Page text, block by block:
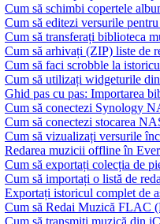
Cum să schimbi copertele
Cum să editezi versurile
Cum să transferați biblioteca
Cum să arhivați (ZIP) liste de
Cum să faci scrobble la
Cum să utilizați widgeturile
Ghid pas cu pas: Importarea
Cum să conectezi Synology
Cum să conectezi stocarea
Cum să vizualizați versurile
Redarea muzicii offline în
Cum să exportați colecția de
Cum să importați o listă de
Exportați istoricul complet de
Cum să Redai Muzică FLAC
Cum să transmiți muzică din